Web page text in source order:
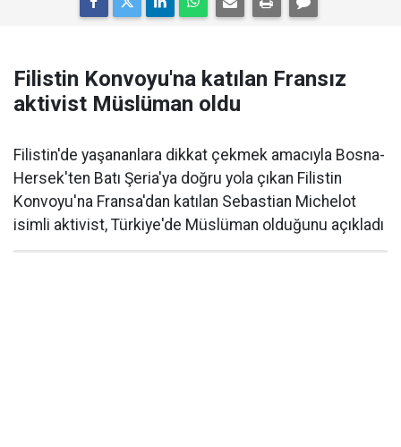
Filistin Konvoyu'na katılan Fransız
aktivist Müslüman oldu
Filistin'de yaşananlara dikkat çekmek amacıyla Bosna-
Hersek'ten Batı Şeria'ya doğru yola çıkan Filistin
Konvoyu'na Fransa'dan katılan Sebastian Michelot
isimli aktivist, Türkiye'de Müslüman olduğunu açıkladı